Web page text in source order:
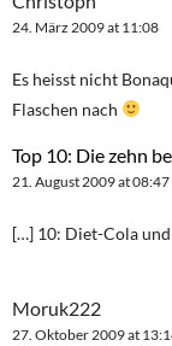
24. März 2009 at 11:08
Es heisst nicht
Flaschen nach
Top 10: Die zehn
21. August 2009 at 08:47
[…] 10: Diet-Cola
Moruk222
27. Oktober 2009 at